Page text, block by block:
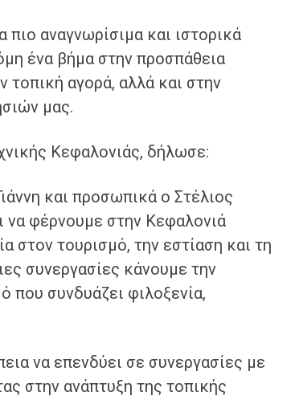
αναγνωρίσιμα και ιστορικά
ένα βήμα στην προσπάθεια
τοπική αγορά, αλλά και στην
μας.
Κεφαλονιάς, δήλωσε:
και προσωπικά ο Στέλιος
να φέρνουμε στην Κεφαλονιά
στον τουρισμό, την εστίαση και τη
συνεργασίες κάνουμε την
που συνδυάζει φιλοξενία,
να επενδύει σε συνεργασίες με
στην ανάπτυξη της τοπικής